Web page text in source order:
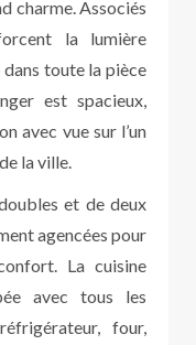
charme. Associés
la lumière
dans toute la pièce
est spacieux,
avec vue sur l’un
la ville.
et de deux
agencées pour
La cuisine
avec tous les
four,